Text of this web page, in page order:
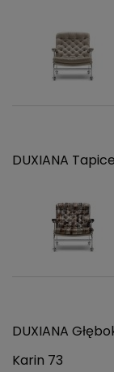
DUXIANA
DUXIANA
Karin 73